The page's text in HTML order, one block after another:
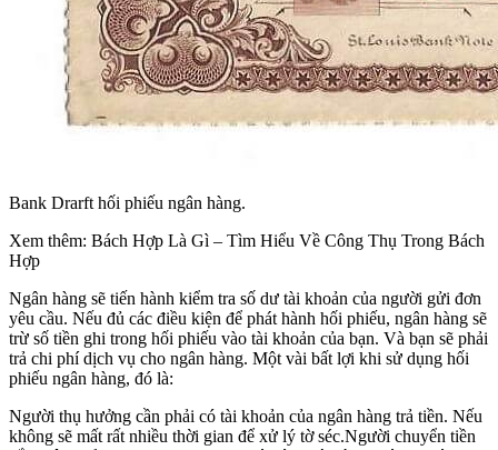
Bank Drarft hối phiếu ngân hàng.
Xem thêm: Bách Hợp Là Gì – Tìm Hiểu Về Công Thụ Trong Bách
Hợp
Ngân hàng sẽ tiến hành kiểm tra số dư tài khoản của người gửi đơn
yêu cầu. Nếu đủ các điều kiện để phát hành hối phiếu, ngân hàng sẽ
trừ số tiền ghi trong hối phiếu vào tài khoản của bạn. Và bạn sẽ phải
trả chi phí dịch vụ cho ngân hàng. Một vài bất lợi khi sử dụng hối
phiếu ngân hàng, đó là:
Người thụ hưởng cần phải có tài khoản của ngân hàng trả tiền. Nếu
không sẽ mất rất nhiều thời gian để xử lý tờ séc.Người chuyển tiền